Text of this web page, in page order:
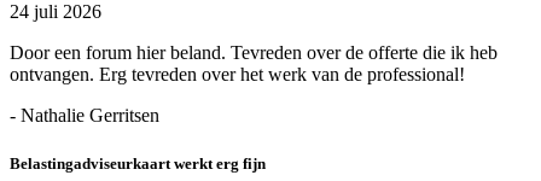
24 juli 2026
Door een forum hier beland. Tevreden over de offerte die ik heb
ontvangen. Erg tevreden over het werk van de professional!
- Nathalie Gerritsen
Belastingadviseurkaart werkt erg fijn